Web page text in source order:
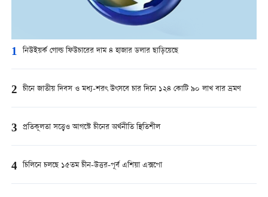
1 নিউইয়র্ক গোল্ড ফিউচারের দাম ৪ হাজার ডলার ছাড়িয়েছে
2 চীনে জাতীয় দিবস ও মধ্য-শরৎ উৎসবে চার দিনে ১২৪ কোটি ৯০ লাখ বার ভ্রমণ
3 প্রতিকূলতা সত্ত্বেও আগস্টে চীনের অর্থনীতি স্থিতিশীল
4 চিলিনে চলছে ১৫তম চীন-উত্তর-পূর্ব এশিয়া এক্সপো